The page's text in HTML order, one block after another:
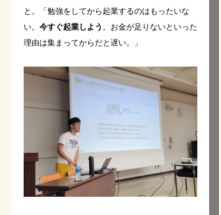
と。「勉強をしてから起業するのはもったいな
い。 今すぐ起業しよう 。お金が足りないといった
理由は集まってからだと遅い。」